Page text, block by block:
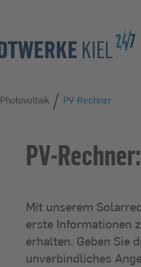
Photovoltaik / PV-Rechner
PV-
Mit unserem
erste Informationen
erhalten. Geben Sie
unverbindliches